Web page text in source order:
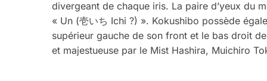
divergeant de chaque iris. La paire d’yeux du
« Un (壱いち Ichi ?) ». Kokushibo possède
supérieur gauche de son front et le bas droit
et majestueuse par le Mist Hashira, Muichiro